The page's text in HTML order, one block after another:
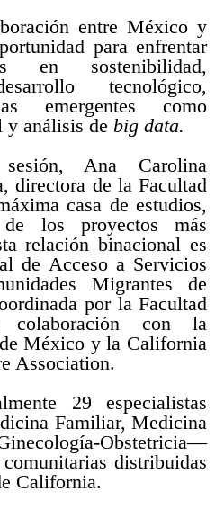
entre México y
para enfrentar
en sostenibilidad,
tecnológico,
emergentes como
análisis de big data.
Ana Carolina
directora de la Facultad
casa de estudios,
los proyectos más
relación binacional es
de Acceso a Servicios
Migrantes de
por la Facultad
con la
México y la California
Association.
29 especialistas
Familiar, Medicina
Obstetricia—
distribuidas
California.